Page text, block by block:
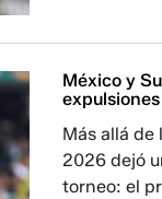
México y
Más allá
2026 dejó
torneo: el